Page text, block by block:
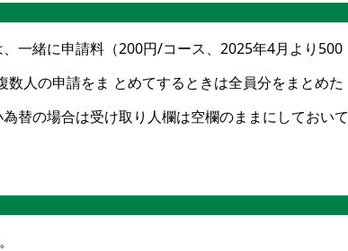
一緒に申請料（200円/コース、2025年4月より500
人の申請をま とめてするときは全員分をまとめた
替の場合は受け取り人欄は空欄のままにしておいて